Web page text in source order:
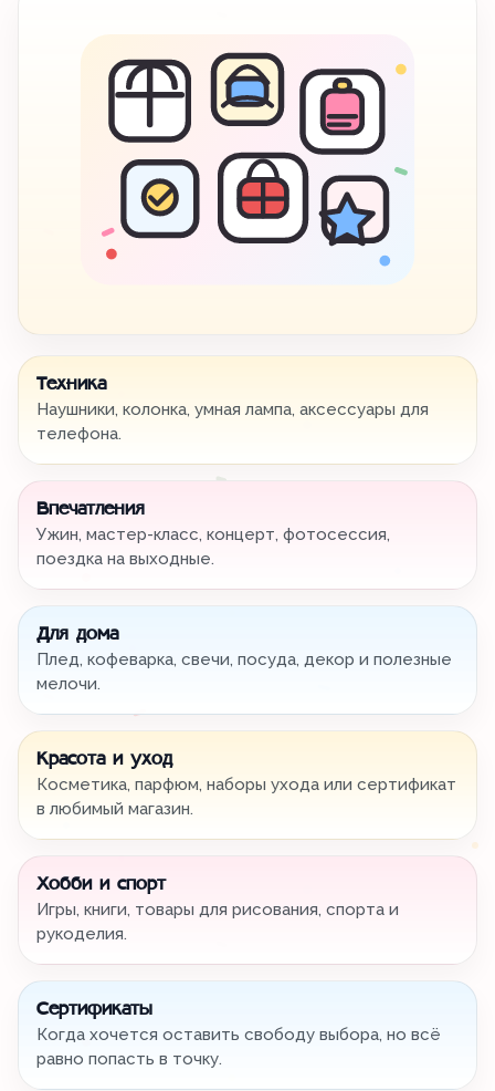
Техника
Наушники, колонка, умная лампа, аксессуары для
телефона.
Впечатления
Ужин, мастер-класс, концерт, фотосессия,
поездка на выходные.
Для дома
Плед, кофеварка, свечи, посуда, декор и полезные
мелочи.
Красота и уход
Косметика, парфюм, наборы ухода или сертификат
в любимый магазин.
Хобби и спорт
Игры, книги, товары для рисования, спорта и
рукоделия.
Сертификаты
Когда хочется оставить свободу выбора, но всё
равно попасть в точку.